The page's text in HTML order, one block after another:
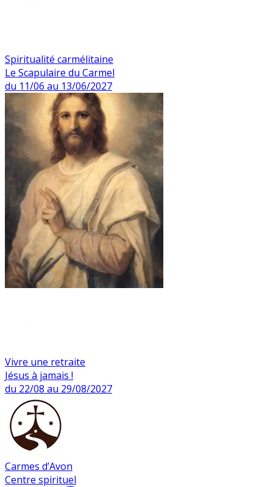
Spiritualité carmélitaine
Le Scapulaire du Carmel
du 11/06 au 13/06/2027
Vivre une retraite
Jésus à jamais !
du 22/08 au 29/08/2027
Carmes d’Avon
Centre spirituel